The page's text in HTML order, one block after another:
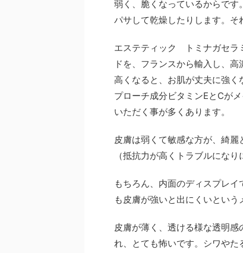
弱く、脆くなっているからで
パサして乾燥したりします。そ
エステティック トミナガセラ
ドを、フランスから輸入し、
高くなると、お肌が丈夫に強
プローチ成分ビタミンEとCが
いただく事が多くあります。
皮膚は弱くて敏感な方が、綺
（抵抗力が高くトラブルになり
もちろん、内面のディスプレ
も皮膚が強いと出にくいという
皮膚が薄く、透ける様な透明
れ、とても怖いです。シワや